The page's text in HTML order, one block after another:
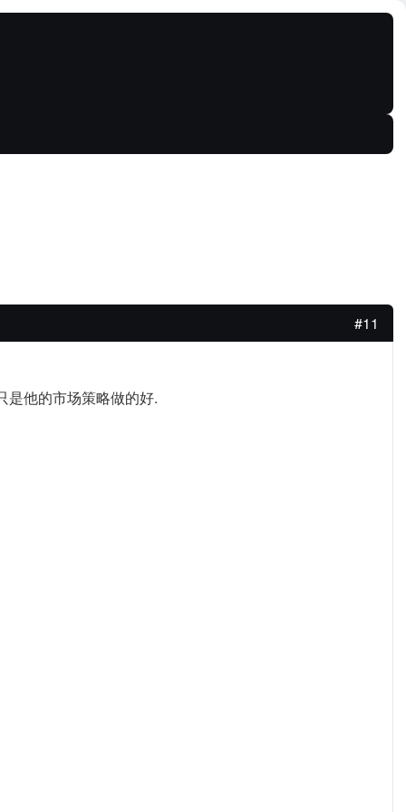
#11
是他的市场策略做的好.